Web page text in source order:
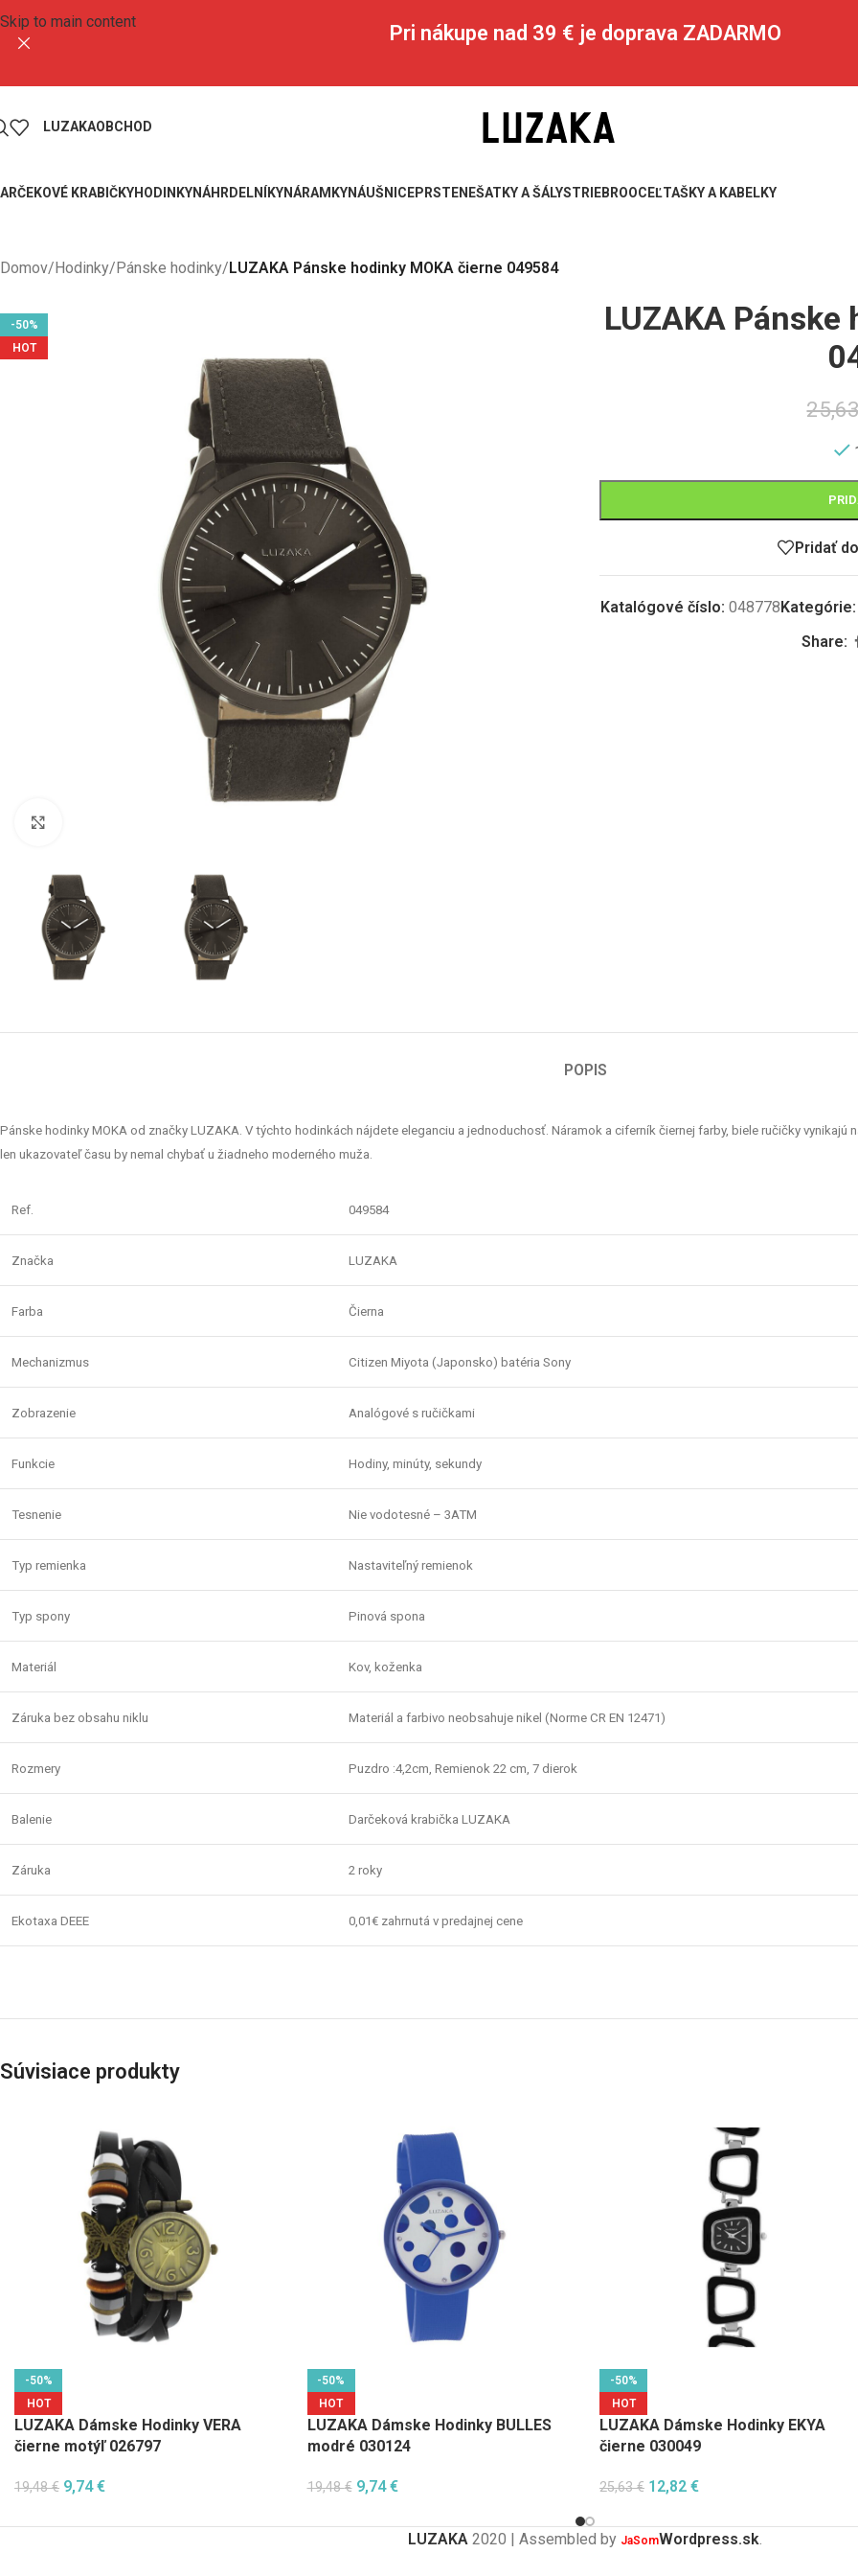
Skip to main content Pri nákupe nad 39 € je doprava ZADARMO
LUZAKAOBCHOD
KRABIČKYHODINKYNÁHRDELNÍKYNÁRAMKYNÁUŠNICEPRSTENEŠATKY A ŠÁLYSTRIEBROOCEĽTAŠKY A KABELKY
Domov/Hodinky/Pánske hodinky/LUZAKA Pánske hodinky MOKA čierne 049584
-50%
HOT
LUZAKA
Pridať
Katalógové číslo:048778Kategórie:
Share:
POPIS
Pánske hodinky MOKA od značky LUZAKA. V týchto hodinkách nájdete eleganciu a jednoduchosť. Náramok a ciferník čiernej farby, biele ručičky
len ukazovateľ času by nemal chybať u žiadneho moderného muža.
Ref. 049584
Značka LUZAKA
Farba Čierna
Mechanizmus Citizen Miyota (Japonsko) batéria Sony
Zobrazenie Analógové s ručičkami
Funkcie Hodiny, minúty, sekundy
Tesnenie Nie vodotesné – 3ATM
Typ remienka Nastaviteľný remienok
Typ spony Pinová spona
Materiál Kov, koženka
Záruka bez obsahu niklu Materiál a farbivo neobsahuje nikel (Norme CR EN 12471)
Rozmery Puzdro :4,2cm, Remienok 22 cm, 7 dierok
Balenie Darčeková krabička LUZAKA
Záruka 2 roky
Ekotaxa DEEE 0,01€ zahrnutá v predajnej cene
Súvisiace produkty
-50%
HOT
LUZAKA Dámske Hodinky VERA
čierne motýľ 026797
19,48€ 9,74€
-50%
HOT
LUZAKA Dámske Hodinky BULLES
modré 030124
19,48€ 9,74€
-50%
HOT
LUZAKA Dámske Hodinky EKYA
čierne 030049
25,63€ 12,82 €
LUZAKA 2020 | Assembled by JaSomWordpress.sk.